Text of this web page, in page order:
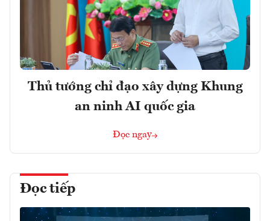
Thủ tướng chỉ đạo xây dựng Khung
an ninh AI quốc gia
Đọc ngay
Đọc tiếp